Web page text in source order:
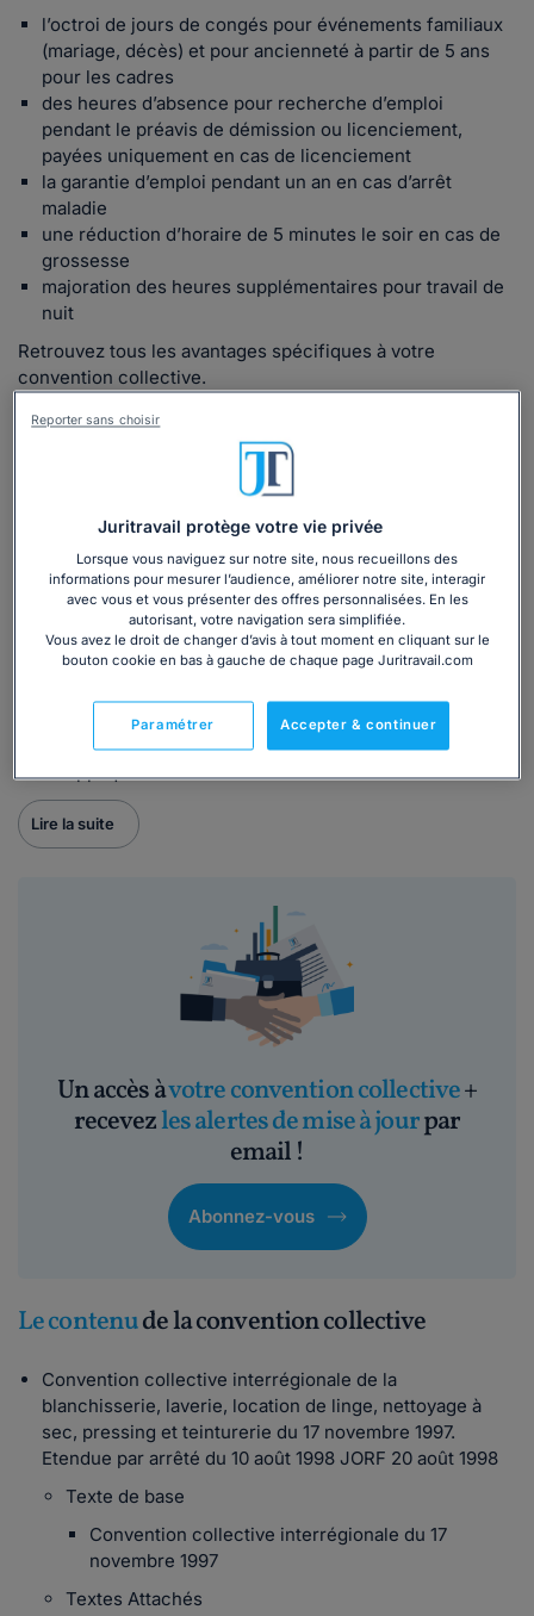
l’octroi de jours de congés pour événements familiaux
(mariage, décès) et pour ancienneté à partir de 5 ans
pour les cadres
des heures d’absence pour recherche d’emploi
pendant le préavis de démission ou licenciement,
payées uniquement en cas de licenciement
la garantie d’emploi pendant un an en cas d’arrêt
maladie
une réduction d’horaire de 5 minutes le soir en cas de
grossesse
majoration des heures supplémentaires pour travail de
nuit
Retrouvez tous les avantages spécifiques à votre
convention collective.
Champ d'applicationde la convention
collective
La convention collective de la blanchisserie-teinturerie et
nettoyage (brochure n°3074) s’applique aux entreprises
de blanchisserie-teinturerie de gros (nettoyage,
laveries automatiques et dépôts...) et à la location de linge.
Elle s’applique sur le territoire national.
Lire la suite
Un accès àvotre convention collective+
recevezles alertes de mise à jourpar
email !
Abonnez-vous
Le contenude la convention collective
Convention collective interrégionale de la
blanchisserie, laverie, location de linge, nettoyage à
sec, pressing et teinturerie du 17 novembre 1997.
Etendue par arrêté du 10 août 1998 JORF 20 août 1998
Texte de base
Convention collective interrégionale du 17
novembre 1997
Textes Attachés
Juritravail protège votre vie privée
Lorsque vous naviguez sur notre site, nous recueillons des
informations pour mesurer l’audience, améliorer notre site, interagir
avec vous et vous présenter des offres personnalisées. En les
autorisant, votre navigation sera simplifiée.
Vous avez le droit de changer d’avis à tout moment en cliquant sur le
bouton cookie en bas à gauche de chaque page Juritravail.com
Accepter & continuer
Paramétrer
Reporter sans choisir